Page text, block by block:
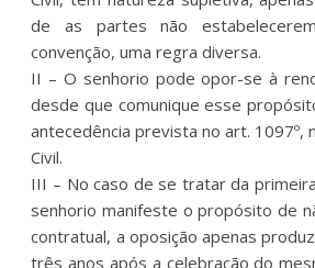
de as partes não
convenção, uma regra diversa.
II – O senhorio pode opor-se à
desde que comunique esse
antecedência prevista no art. 1097º,
Civil.
III – No caso de se tratar da
senhorio manifeste o propósito de
contratual, a oposição apenas
três anos após a celebração do